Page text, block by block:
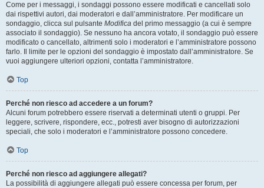
Come per i messaggi, i sondaggi possono essere modificati e cancellati solo
dai rispettivi autori, dai moderatori e dall’amministratore. Per modificare un
sondaggio, clicca sul pulsante Modifica del primo messaggio (a cui è sempre
associato il sondaggio). Se nessuno ha ancora votato, il sondaggio può essere
modificato o cancellato, altrimenti solo i moderatori e l’amministratore possono
farlo. Il limite per le opzioni del sondaggio è impostato dall’amministratore. Se
vuoi aggiungere ulteriori opzioni, contatta l’amministratore.
Top
Perché non riesco ad accedere a un forum?
Alcuni forum potrebbero essere riservati a determinati utenti o gruppi. Per
leggere, scrivere, rispondere, ecc., potresti aver bisogno di autorizzazioni
speciali, che solo i moderatori e l’amministratore possono concedere.
Top
Perché non riesco ad aggiungere allegati?
La possibilità di aggiungere allegati può essere concessa per forum, per